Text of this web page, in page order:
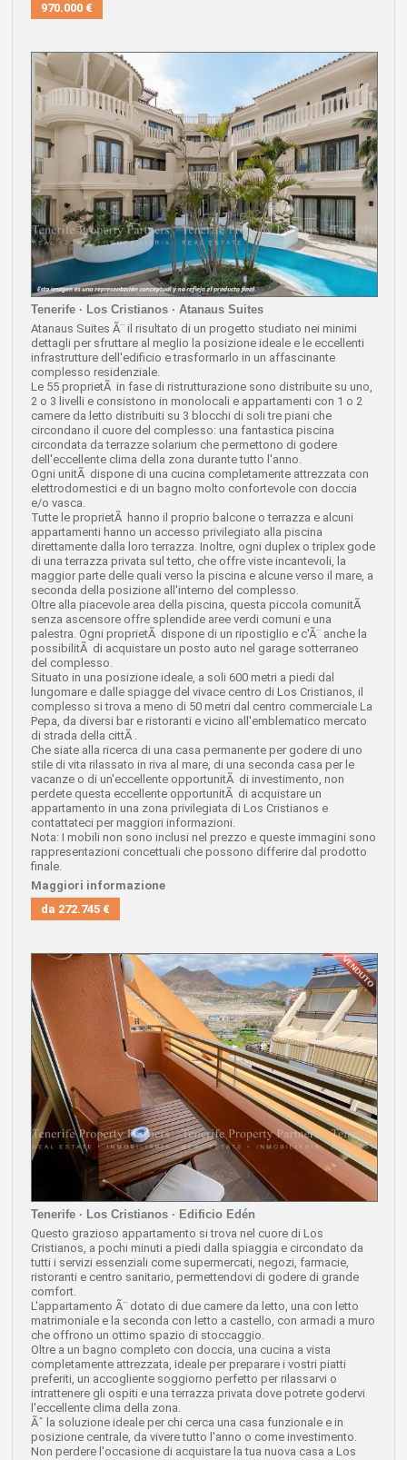
970.000 €
Tenerife · Los Cristianos · Atanaus Suites
Atanaus Suites Ã¨ il risultato di un progetto studiato nei minimi
dettagli per sfruttare al meglio la posizione ideale e le eccellenti
infrastrutture dell'edificio e trasformarlo in un affascinante
complesso residenziale.
Le 55 proprietÃ in fase di ristrutturazione sono distribuite su uno,
2 o 3 livelli e consistono in monolocali e appartamenti con 1 o 2
camere da letto distribuiti su 3 blocchi di soli tre piani che
circondano il cuore del complesso: una fantastica piscina
circondata da terrazze solarium che permettono di godere
dell'eccellente clima della zona durante tutto l'anno.
Ogni unitÃ dispone di una cucina completamente attrezzata con
elettrodomestici e di un bagno molto confortevole con doccia
e/o vasca.
Tutte le proprietÃ hanno il proprio balcone o terrazza e alcuni
appartamenti hanno un accesso privilegiato alla piscina
direttamente dalla loro terrazza. Inoltre, ogni duplex o triplex gode
di una terrazza privata sul tetto, che offre viste incantevoli, la
maggior parte delle quali verso la piscina e alcune verso il mare, a
seconda della posizione all'interno del complesso.
Oltre alla piacevole area della piscina, questa piccola comunitÃ
senza ascensore offre splendide aree verdi comuni e una
palestra. Ogni proprietÃ dispone di un ripostiglio e c'Ã¨ anche la
possibilitÃ di acquistare un posto auto nel garage sotterraneo
del complesso.
Situato in una posizione ideale, a soli 600 metri a piedi dal
lungomare e dalle spiagge del vivace centro di Los Cristianos, il
complesso si trova a meno di 50 metri dal centro commerciale La
Pepa, da diversi bar e ristoranti e vicino all'emblematico mercato
di strada della cittÃ .
Che siate alla ricerca di una casa permanente per godere di uno
stile di vita rilassato in riva al mare, di una seconda casa per le
vacanze o di un'eccellente opportunitÃ di investimento, non
perdete questa eccellente opportunitÃ di acquistare un
appartamento in una zona privilegiata di Los Cristianos e
contattateci per maggiori informazioni.
Nota: I mobili non sono inclusi nel prezzo e queste immagini sono
rappresentazioni concettuali che possono differire dal prodotto
finale.
Maggiori informazione
da 272.745 €
Tenerife · Los Cristianos · Edificio Edén
Questo grazioso appartamento si trova nel cuore di Los
Cristianos, a pochi minuti a piedi dalla spiaggia e circondato da
tutti i servizi essenziali come supermercati, negozi, farmacie,
ristoranti e centro sanitario, permettendovi di godere di grande
comfort.
L'appartamento Ã¨ dotato di due camere da letto, una con letto
matrimoniale e la seconda con letto a castello, con armadi a muro
che offrono un ottimo spazio di stoccaggio.
Oltre a un bagno completo con doccia, una cucina a vista
completamente attrezzata, ideale per preparare i vostri piatti
preferiti, un accogliente soggiorno perfetto per rilassarvi o
intrattenere gli ospiti e una terrazza privata dove potrete godervi
l'eccellente clima della zona.
Ãˆ la soluzione ideale per chi cerca una casa funzionale e in
posizione centrale, da vivere tutto l'anno o come investimento.
Non perdere l'occasione di acquistare la tua nuova casa a Los